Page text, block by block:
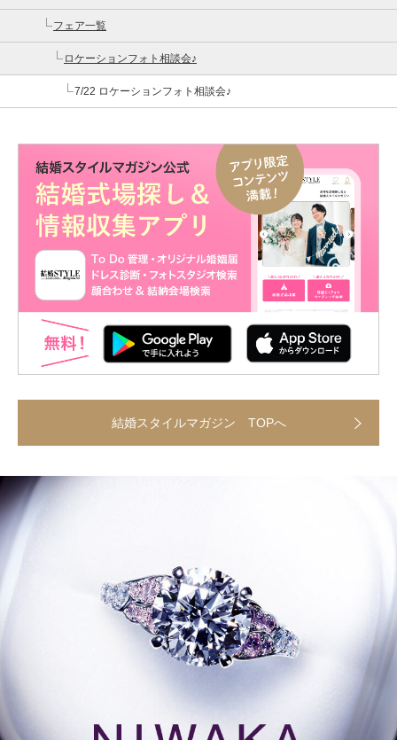
フェア一覧
ロケーションフォト相談会♪
7/22 ロケーションフォト相談会♪
結婚スタイルマガジン TOPへ